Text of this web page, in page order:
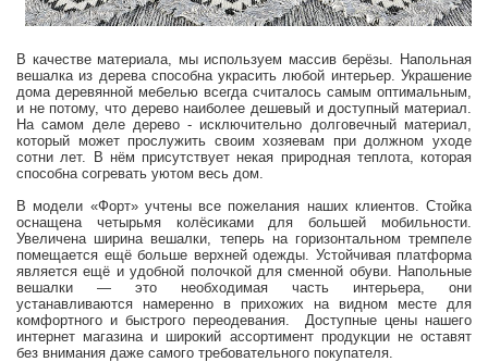
В качестве материала, мы используем массив берёзы. Напольная
вешалка из дерева способна украсить любой интерьер. Украшение
дома деревянной мебелью всегда считалось самым оптимальным,
и не потому, что дерево наиболее дешевый и доступный материал.
На самом деле дерево - исключительно долговечный материал,
который может прослужить своим хозяевам при должном уходе
сотни лет. В нём присутствует некая природная теплота, которая
способна согревать уютом весь дом.
В модели «Форт» учтены все пожелания наших клиентов. Стойка
оснащена четырьмя колёсиками для большей мобильности.
Увеличена ширина вешалки, теперь на горизонтальном тремпеле
помещается ещё больше верхней одежды. Устойчивая платформа
является ещё и удобной полочкой для сменной обуви. Напольные
вешалки — это необходимая часть интерьера, они
устанавливаются намеренно в прихожих на видном месте для
комфортного и быстрого переодевания. Доступные цены нашего
интернет магазина и широкий ассортимент продукции не оставят
без внимания даже самого требовательного покупателя.